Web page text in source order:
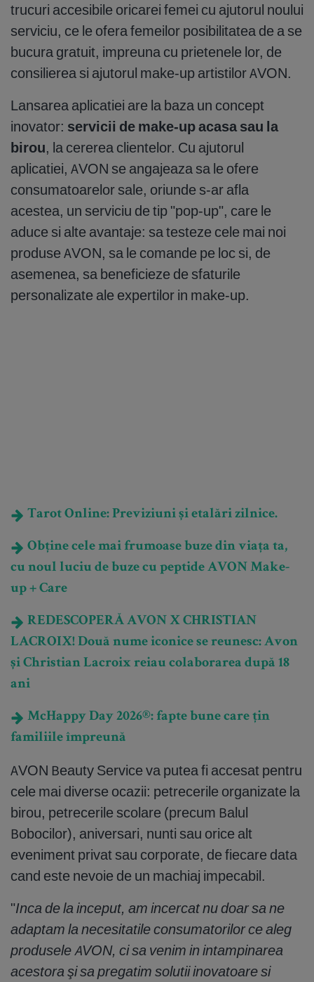
trucuri accesibile oricarei femei cu ajutorul noului
serviciu, ce le ofera femeilor posibilitatea de a se
bucura gratuit, impreuna cu prietenele lor, de
consilierea si ajutorul make-up artistilor AVON.
Lansarea aplicatiei are la baza un concept
inovator: servicii de make-up acasa sau la
birou, la cererea clientelor. Cu ajutorul
aplicatiei, AVON se angajeaza sa le ofere
consumatoarelor sale, oriunde s-ar afla
acestea, un serviciu de tip "pop-up", care le
aduce si alte avantaje: sa testeze cele mai noi
produse AVON, sa le comande pe loc si, de
asemenea, sa beneficieze de sfaturile
personalizate ale expertilor in make-up.
Tarot Online: Previziuni și etalări zilnice.
Obține cele mai frumoase buze din viața ta,
cu noul luciu de buze cu peptide AVON Make-
up + Care
REDESCOPERĂ AVON X CHRISTIAN
LACROIX! Două nume iconice se reunesc: Avon
și Christian Lacroix reiau colaborarea după 18
ani
McHappy Day 2026®: fapte bune care țin
familiile împreună
AVON Beauty Service va putea fi accesat pentru
cele mai diverse ocazii: petrecerile organizate la
birou, petrecerile scolare (precum Balul
Bobocilor), aniversari, nunti sau orice alt
eveniment privat sau corporate, de fiecare data
cand este nevoie de un machiaj impecabil.
"Inca de la inceput, am incercat nu doar sa ne
adaptam la necesitatile consumatorilor ce aleg
produsele AVON, ci sa venim in intampinarea
acestora şi sa pregatim solutii inovatoare si